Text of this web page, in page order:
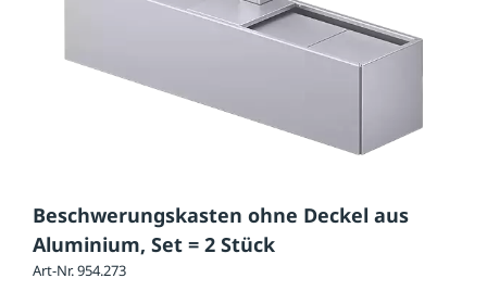
Beschwerungskasten ohne Deckel aus
Aluminium, Set = 2 Stück
Art-Nr. 954.273